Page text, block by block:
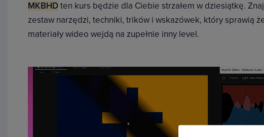
MKBHDten kurs będzie dla Ciebie strzałem w dziesiątkę.
zestaw narzędzi, techniki, trików i wskazówek, który sprawią
materiały wideo wejdą na zupełnie inny level.